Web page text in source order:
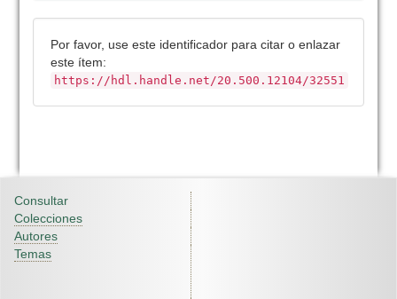
Por favor, use este identificador para citar o enlazar
este ítem:
https://hdl.handle.net/20.500.12104/32551
Consultar
Colecciones
Autores
Temas